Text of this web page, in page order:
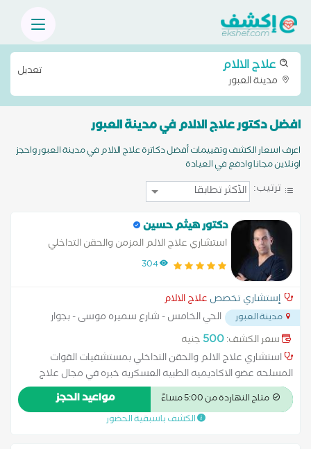
علاج الالام
مدينة العبور
تعديل
افضل دكتور علاج الالام في مدينة العبور
اعرف اسعار الكشف وتقييمات أفضل دكاترة علاج الالام في مدينة العبور واحجز
اونلاين مجانا وادفع في العيادة
ترتيب:
دكتور هيثم حسين
استشاري علاج الالم المزمن والحقن التداخلي
304
إستشاري تخصص علاج الالام
مدينة العبور
الحي الخامس - شارع سميره موسى - بجوار
مستشفى فريد حبيب... سعر الكشف:500 جنيه
استشاري علاج الالم والحقن التداخلي بمستشفيات القوات
المسلحه عضو الاكاديميه الطبيه العسكريه خبره في مجال علاج
الالم والحقن التداخلي
متاح النهاردة من 5:00 مساءً مواعيد الحجز
الكشف باسبقية الحضور